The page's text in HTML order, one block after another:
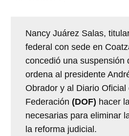
Nancy Juárez Salas,
federal con sede en
concedió una suspensión
ordena al presidente
Obrador y al Diario Oficial
Federación (DOF) hacer
necesarias para eliminar
la reforma judicial.